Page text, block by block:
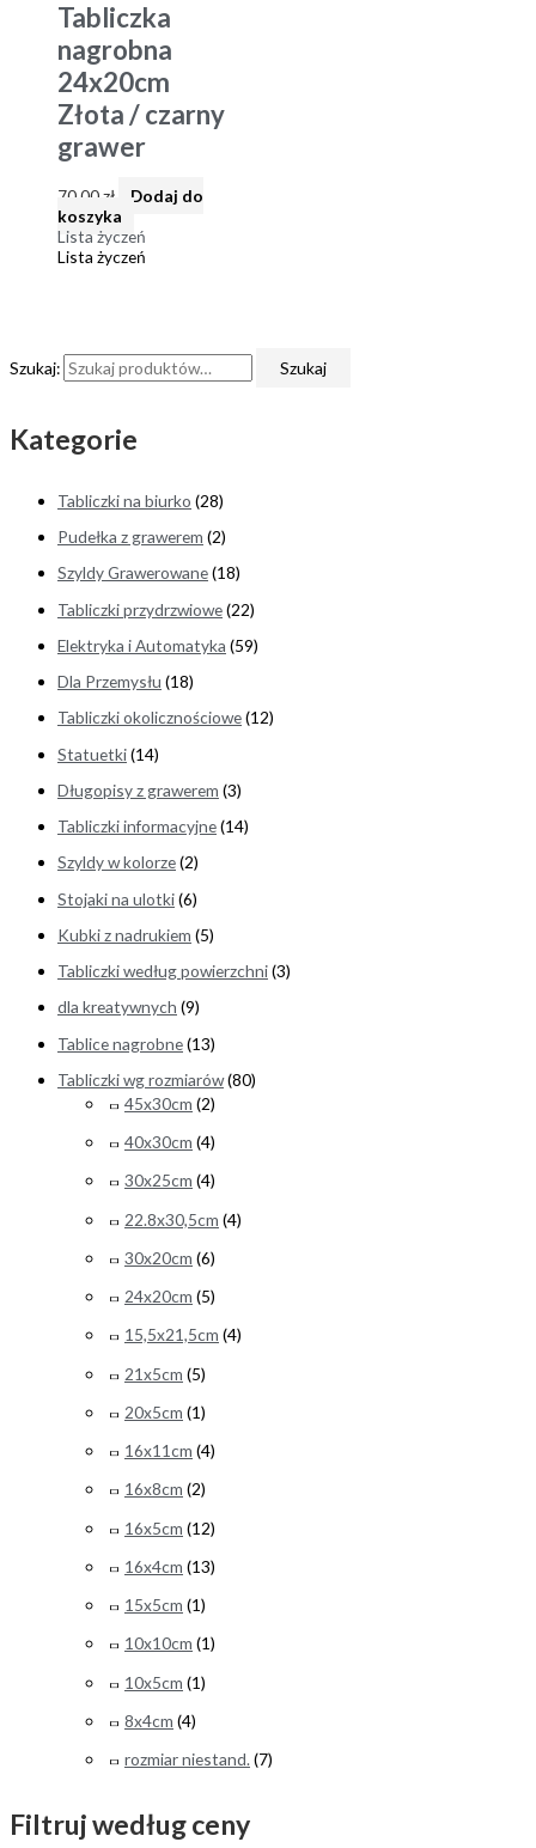
Szukaj: Szukaj
Kategorie
Tabliczki na biurko (28)
Pudełka z grawerem (2)
Szyldy Grawerowane(18)
Tabliczki przydrzwiowe(22)
Elektryka i Automatyka (59)
Dla Przemysłu (18)
Tabliczki okolicznościowe(12)
Statuetki(14)
Długopisy z grawerem (3)
Tabliczki informacyjne(14)
Szyldy w kolorze(2)
Stojaki na ulotki(6)
Kubki z nadrukiem (5)
Tabliczki według powierzchni(3)
dla kreatywnych (9)
Tablice nagrobne(13)
Tabliczki wg rozmiarów(80)
45x30cm (2)
40x30cm (4)
30x25cm (4)
22.8x30,5cm (4)
30x20cm (6)
24x20cm (5)
15,5x21,5cm (4)
21x5cm (5)
20x5cm (1)
16x11cm (4)
16x8cm (2)
16x5cm (12)
16x4cm (13)
15x5cm (1)
10x10cm (1)
10x5cm (1)
8x4cm (4)
rozmiar niestand. (7)
Filtruj według ceny
Tabliczka
nagrobna
24x20cm
Złota / czarny
grawer
70,00zł
Dodaj do
koszyka
Lista życzeń
Lista życzeń